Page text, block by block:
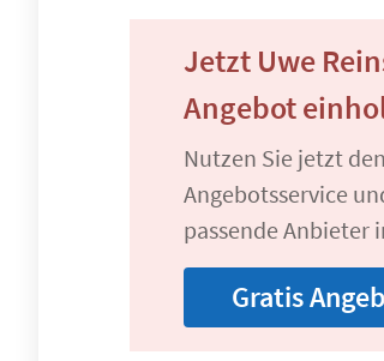
Jetzt Uwe
Angebot
Nutzen Sie jetzt
Angebotsservice
passende Anbieter
Gratis